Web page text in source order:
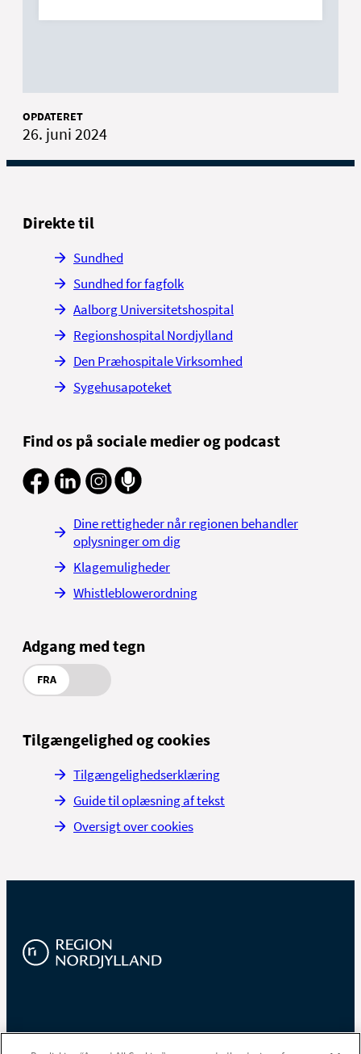
OPDATERET
26. juni 2024
Direkte til
Sundhed
Sundhed for fagfolk
Aalborg Universitetshospital
Regionshospital Nordjylland
Den Præhospitale Virksomhed
Sygehusapoteket
Find os på sociale medier og podcast
Dine rettigheder når regionen behandler
oplysninger om dig
Klagemuligheder
Whistleblowerordning
Adgang med tegn
FRA
Tilgængelighed og cookies
Tilgængelighedserklæring
Guide til oplæsning af tekst
Oversigt over cookies